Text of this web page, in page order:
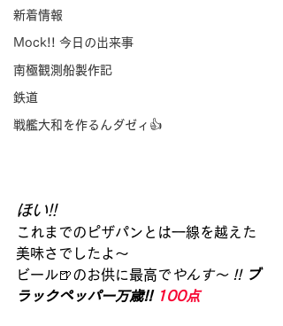
新着情報
Mock!! 今日の出来事
南極観測船製作記
鉄道
戦艦大和を作るんダゼィ👍
ほい!!
これまでのピザパンとは一線を越えた
美味さでしたよ～
ビール🍺のお供に最高で やんす～ !! ブ
ラックペッパー万歳!!
100点